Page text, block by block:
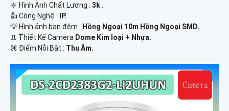
🔆 Hình Ành Chất Lượng : 3k .
👍 Công Nghệ : IP.
💡 Hình ảnh ban đêm : Hồng Ngoại 10m Hồng Ngoại SMD.
♊ Thiết Kế Camera Dome Kim loại + Nhựa.
️⌘ Điểm Nỗi Bật : Thu Âm.